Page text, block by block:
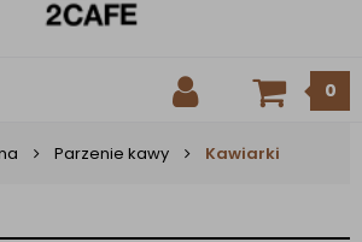
0
Parzenie kawy Kawiarki